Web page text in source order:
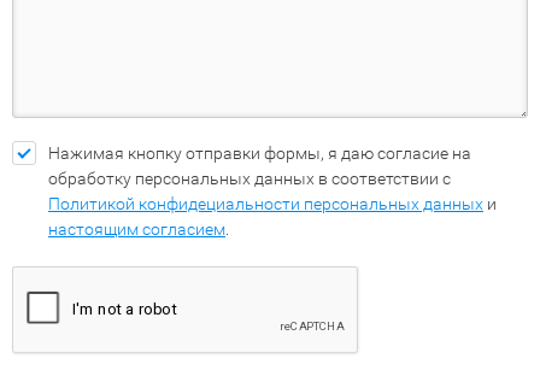
Нажимая кнопку отправки формы, я даю согласие на
обработку персональных данных в соответствии с
Политикой конфидециальности персональных данных и
настоящим согласием